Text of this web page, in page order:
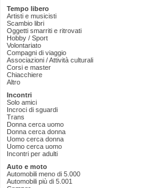
Tempo libero
Artisti e musicisti
Scambio libri
Oggetti smarriti e ritrovati
Hobby / Sport
Volontariato
Compagni di viaggio
Associazioni / Attività culturali
Corsi e master
Chiacchiere
Altro
Incontri
Solo amici
Incroci di sguardi
Trans
Donna cerca uomo
Donna cerca donna
Uomo cerca donna
Uomo cerca uomo
Incontri per adulti
Auto e moto
Automobili meno di 5.000
Automobili più di 5.001